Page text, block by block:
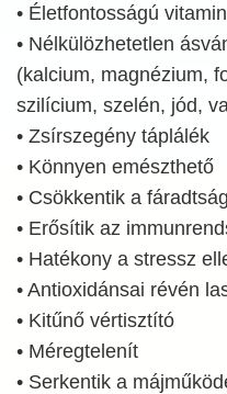
• Életfontosságú
• Nélkülözhetetlen
(kalcium, magnézium,
szilícium, szelén, jód,
• Zsírszegény táplálék
• Könnyen emészthető
• Csökkentik a
• Erősítik az
• Hatékony a stressz
• Antioxidánsai révén
• Kitűnő vértisztító
• Méregtelenít
• Serkentik a